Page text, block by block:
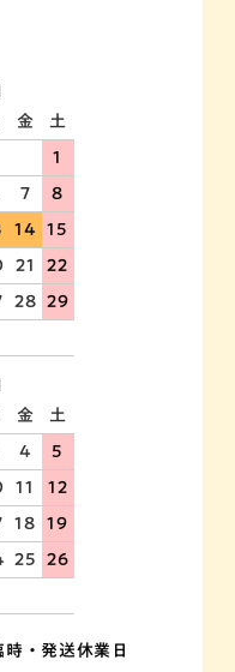
金 土
1
7 8
14 15
21 22
28 29
金 土
4 5
11 12
18 19
25 26
・発送休業日